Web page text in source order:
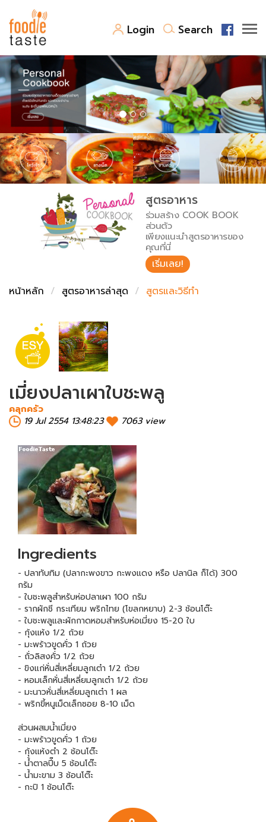
Login Search
สูตรอาหาร
สูตรอาหารล่าสุด
Top Foodie
พาไปชิม
สารพันก้นครัว
เคล็ดลับน่ารู้
เปรียบเทียบหน่วยการตวง
เปรียบเทียบอุณหภูมิ
เปรียบเทียบน้ำหนักวัตถุดิบ
FoodPedia
สร้าง Cookbook
สูตรอาหาร
ร่วมสร้าง COOK BOOK
ส่วนตัว
เพียงแนะนำสูตรอาหารของ
คุณที่นี่
เริ่มเลย!
หน้าหลัก
สูตรอาหารล่าสุด สูตรและวิธีทำ
เมี่ยงปลาเผาใบชะพลู
คลุกครัว
19 Jul 2554 13:48:23
7063 view
Ingredients
- ปลาทับทิม (ปลากะพงขาว กะพงแดง หรือ ปลานิล ก็ได้) 300
กรัม
- ใบชะพลูสำหรับห่อปลาเผา 100 กรัม
- รากผักชี กระเทียม พริกไทย (โขลกหยาบ) 2-3 ช้อนโต๊ะ
- ใบชะพลูและผักกาดหอมสำหรับห่อเมี่ยง 15-20 ใบ
- กุ้งแห้ง 1/2 ถ้วย
- มะพร้าวขูดคั่ว 1 ถ้วย
- ถั่วลิสงคั่ว 1/2 ถ้วย
- ขิงแก่หั่นสี่เหลี่ยมลูกเต๋า 1/2 ถ้วย
- หอมเล็กหั่นสี่เหลี่ยมลูกเต๋า 1/2 ถ้วย
- มะนาวหั่นสี่เหลี่ยมลูกเต๋า 1 ผล
- พริกขี้หนูเม็ดเล็กซอย 8-10 เม็ด
ส่วนผสมน้ำเมี่ยง
- มะพร้าวขูดคั่ว 1 ถ้วย
- กุ้งแห้งตำ 2 ช้อนโต๊ะ
- น้ำตาลปี๊บ 5 ช้อนโต๊ะ
- น้ำมะขาม 3 ช้อนโต๊ะ
- กะปิ 1 ช้อนโต๊ะ